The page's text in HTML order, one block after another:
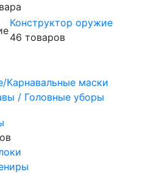
Конструктор оружие
46 товаров
Карнавальные маски
/ Головные уборы